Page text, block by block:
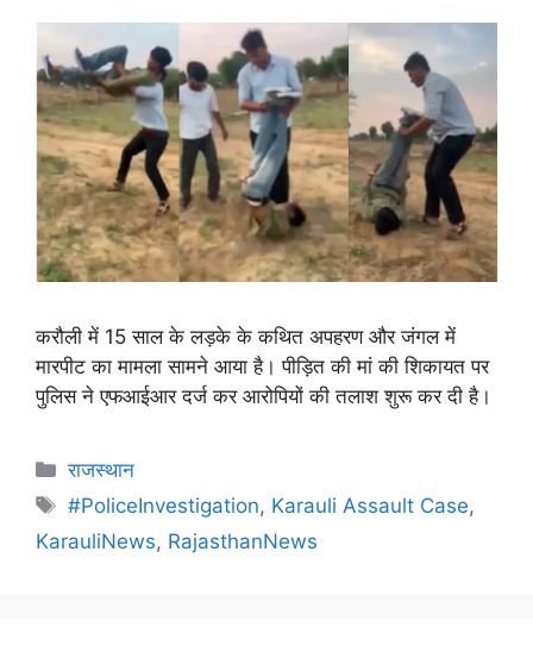
करौली में 15 साल के लड़के के कथित अपहरण और जंगल में
मारपीट का मामला सामने आया है। पीड़ित की मां की शिकायत पर
पुलिस ने एफआईआर दर्ज कर आरोपियों की तलाश शुरू कर दी है।
राजस्थान
#PoliceInvestigation, Karauli Assault Case,
KarauliNews, RajasthanNews